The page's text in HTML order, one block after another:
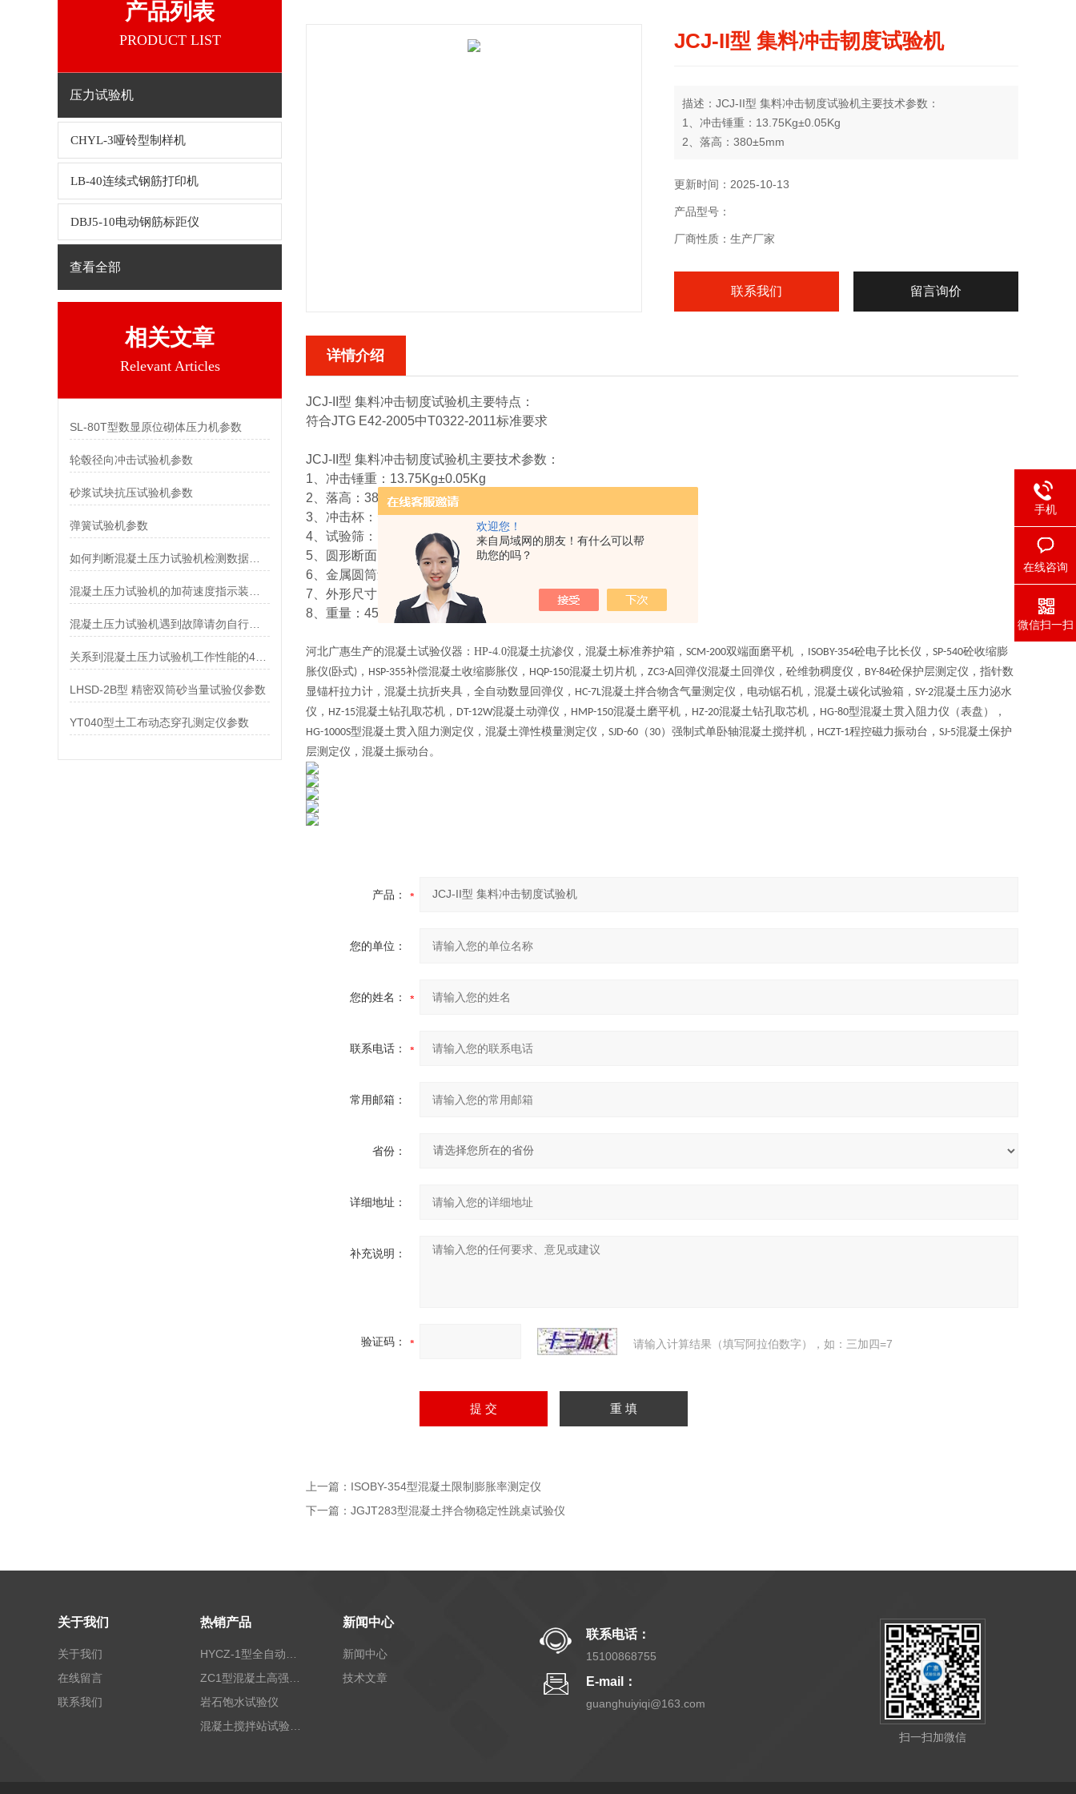
欢迎您！
来自局域网的朋友！有什么可以帮
助您的吗？
产品列表
PRODUCT LIST
压力试验机
CHYL-3哑铃型制样机
LB-40连续式钢筋打印机
DBJ5-10电动钢筋标距仪
查看全部
相关文章
Relevant Articles
SL-80T型数显原位砌体压力机参数
轮毂径向冲击试验机参数
砂浆试块抗压试验机参数
弹簧试验机参数
如何判断混凝土压力试验机检测数据是否准确？
混凝土压力试验机遇到故障请勿自行解决
关系到混凝土压力试验机工作性能的4个方面
LHSD-2B型 精密双筒砂当量试验仪参数
YT040型土工布动态穿孔测定仪参数
JCJ-II型 集料冲击韧度试验机
描述：JCJ-II型 集料冲击韧度试验机主要技术参数：
1、冲击锤重：13.75Kg±0.05Kg
2、落高：380±5mm
更新时间：2025-10-13
产品型号：
厂商性质：生产厂家
联系我们 留言询价
详情介绍
JCJ-II型 集料冲击韧度试验机主要特点：
符合JTG E42-2005中T0322-2011标准要求
JCJ-II型 集料冲击韧度试验机主要技术参数：
1、冲击锤重：13.75Kg±0.05Kg
2、落高：380±5mm
3、冲击杯：Ф102×50mm
4、试验筛：15.0mm、10.0mm、2.50mm
5、圆形断面的金属捣实直棒：Ф10×230mm，一端半圆
6、金属圆筒量具：Ф75±1×50±1mm
7、外形尺寸：400x400x900mm
8、重量：45kg
河北广惠生产的混凝土试验仪器： HP-4.0混凝土抗渗仪，混凝土标准养护箱， SCM-200双端面磨平机 ， ISOBY-354砼电子比长仪， SP-540砼收缩膨
胀仪(卧式) ， HSP-355补偿混凝土收缩膨胀仪， HQP-150混凝土切片机， ZC3-A回弹仪混凝土回弹仪，砼维勃稠度仪， BY-84砼保护层测定仪，指针数
显锚杆拉力计，混凝土抗折夹具，全自动数显回弹仪， HC-7L混凝土拌合物含气量测定仪，电动锯石机，混凝土碳化试验箱， SY-2混凝土压力泌水
仪， HZ-15混凝土钻孔取芯机， DT-12W混凝土动弹仪， HMP-150混凝土磨平机， HZ-20混凝土钻孔取芯机， HG-80型混凝土贯入阻力仪（表盘），
HG-1000S型混凝土贯入阻力测定仪，混凝土弹性模量测定仪， SJD-60 （ 30）强制式单卧轴混凝土搅拌机， HCZT-1程控磁力振动台， SJ-5混凝土保护
层测定仪，混凝土振动台。
产品：
您的单位：
您的姓名：
联系电话：
常用邮箱：
省份：
详细地址：
补充说明：
验证码： 请输入计算结果（填写阿拉伯数字），如：三加四=7
上一篇： ISOBY-354型混凝土限制膨胀率测定仪
下一篇： JGJT283型混凝土拌合物稳定性跳桌试验仪
关于我们
关于我们
在线留言
联系我们
热销产品
岩石饱水试验仪
新闻中心
新闻中心
技术文章
联系电话：
15100868755
E-mail：
guanghuiyiqi@163.com
扫一扫加微信
手机
在线咨询
微信扫一扫